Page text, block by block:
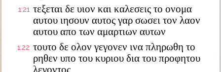
1:21 τεξεται δε υιον και καλεσεις το ονομα
αυτου ιησουν αυτος γαρ σωσει τον λαον
αυτου απο των αμαρτιων αυτων
1:22 τουτο δε ολον γεγονεν ινα πληρωθη το
ρηθεν υπο του κυριου δια του προφητου
λεγοντος